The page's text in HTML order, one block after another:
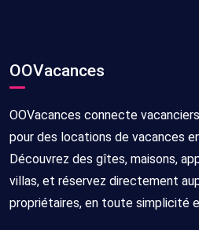
OOVacances
OOVacances connecte
pour des locations de vacances
Découvrez des gîtes, maisons,
villas, et réservez directement
propriétaires, en toute simplicité